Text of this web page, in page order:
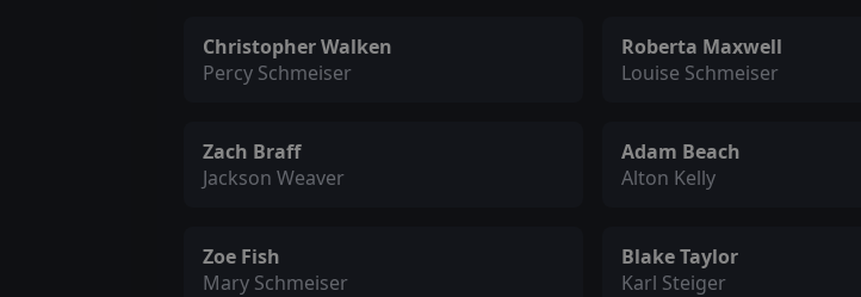
Christopher Walken
Percy Schmeiser
Roberta Maxwell
Louise Schmeiser
Zach Braff
Jackson Weaver
Adam Beach
Alton Kelly
Zoe Fish
Mary Schmeiser
Blake Taylor
Karl Steiger